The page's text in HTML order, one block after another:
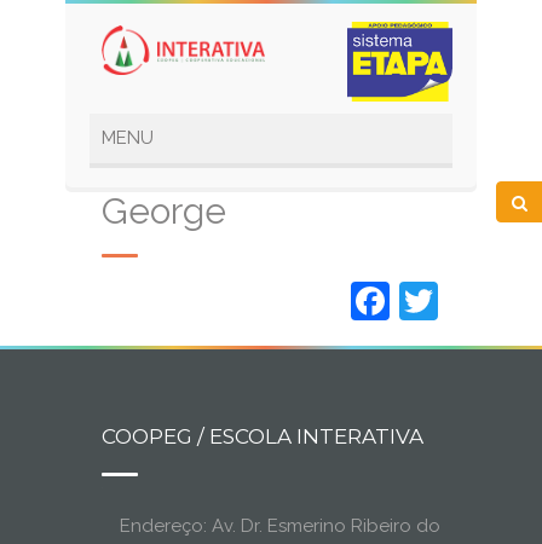
George
COOPEG / ESCOLA INTERATIVA
Endereço: Av. Dr. Esmerino Ribeiro do